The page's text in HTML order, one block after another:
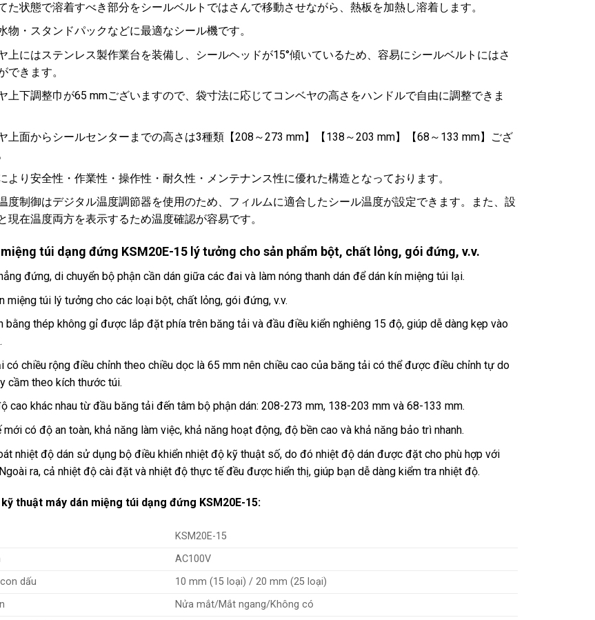
た状態で溶着すべき部分をシールベルトではさんで移動させながら、熱板を加熱し溶着します。
物・スタンドパックなどに最適なシール機です。
上にはステンレス製作業台を装備し、シールヘッドが15°傾いているため、容易にシールベルトにはさ
できます。
上下調整巾が65 mmございますので、袋寸法に応じてコンベヤの高さをハンドルで自由に調整できま
上面からシールセンターまでの高さは3種類【208～273 mm】【138～203 mm】【68～133 mm】ござ
より安全性・作業性・操作性・耐久性・メンテナンス性に優れた構造となっております。
度制御はデジタル温度調節器を使用のため、フィルムに適合したシール温度が設定できます。また、設
現在温度両方を表示するため温度確認が容易です。
túi dạng đứng KSM20E-15 lý tưởng cho sản phẩm bột, chất lỏng, gói đứng, v.v.
đứng, di chuyển bộ phận cần dán giữa các đai và làm nóng thanh dán để dán kín miệng túi lại.
miệng túi lý tưởng cho các loại bột, chất lỏng, gói đứng, v.v.
bằng thép không gỉ được lắp đặt phía trên băng tải và đầu điều kiển nghiêng 15 độ, giúp dễ dàng kẹp vào
có chiều rộng điều chỉnh theo chiều dọc là 65 mm nên chiều cao của băng tải có thể được điều chỉnh tự do
cầm theo kích thước túi.
cao khác nhau từ đầu băng tải đến tâm bộ phận dán: 208-273 mm, 138-203 mm và 68-133 mm.
mới có độ an toàn, khả năng làm việc, khả năng hoạt động, độ bền cao và khả năng bảo trì nhanh.
nhiệt độ dán sử dụng bộ điều khiển nhiệt độ kỹ thuật số, do đó nhiệt độ dán được đặt cho phù hợp với
ra, cả nhiệt độ cài đặt và nhiệt độ thực tế đều được hiển thị, giúp bạn dễ dàng kiểm tra nhiệt độ.
thuật máy dán miệng túi dạng đứng KSM20E-15:
KSM20E-15
AC100V
dấu
10 mm (15 loại) / 20 mm (25 loại)
Nửa mắt/Mắt ngang/Không có